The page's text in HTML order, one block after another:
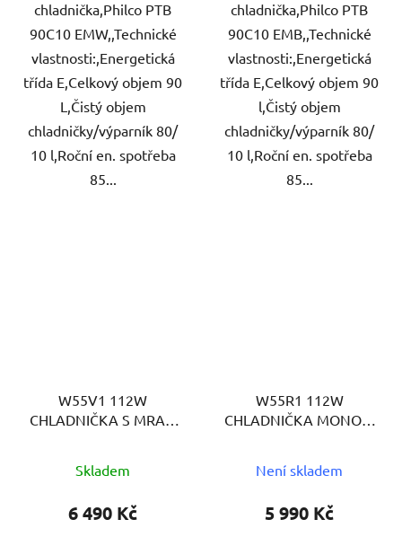
chladnička,Philco PTB
90C10 EMW,,Technické
vlastnosti:,Energetická
třída E,Celkový objem 90
L,Čistý objem
chladničky/výparník 80/
10 l,Roční en. spotřeba
85...
chladnička,Philco PTB
90C10 EMB,,Technické
vlastnosti:,Energetická
třída E,Celkový objem 90
l,Čistý objem
chladničky/výparník 80/
10 l,Roční en. spotřeba
85...
W55V1 112W
CHLADNIČKA S MRAZ.
Skladem
6 490 Kč
W55R1 112W
CHLADNIČKA MONOK.
Není skladem
5 990 Kč